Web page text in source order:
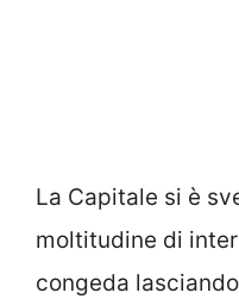
La Capitale si è
moltitudine di
congeda